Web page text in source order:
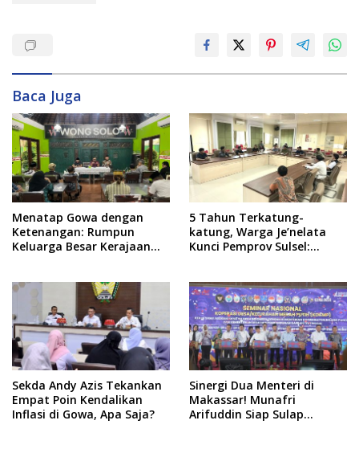
Baca Juga
Menatap Gowa dengan
Ketenangan: Rumpun
Keluarga Besar Kerajaan
Jalur Musyawarah,
Ingatkan Soal Adat dan
Adab
5 Tahun Terkatung-
katung, Warga Je’nelata
Kunci Pemprov Sulsel:
Sekda Andy Azis Tekankan
Empat Poin Kendalikan
Inflasi di Gowa, Apa Saja?
Sinergi Dua Menteri di
Makassar! Munafri
Arifuddin Siap Sulap